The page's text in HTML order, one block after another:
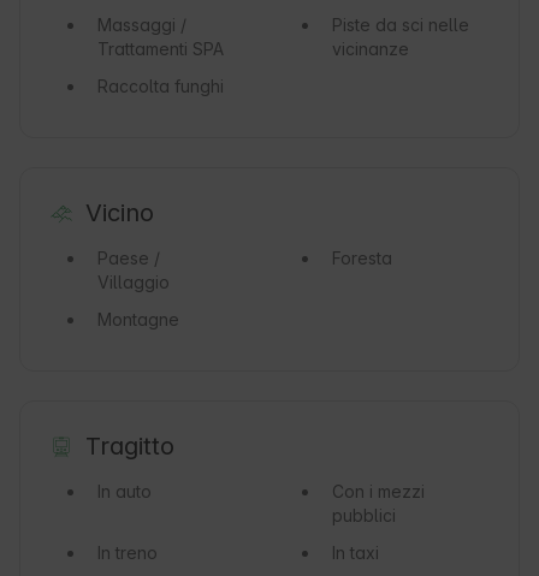
Massaggi /
Trattamenti SPA
Piste da sci nelle
vicinanze
Raccolta funghi
Vicino
Paese /
Villaggio
Foresta
Montagne
Tragitto
In auto
Con i mezzi
pubblici
In treno
In taxi